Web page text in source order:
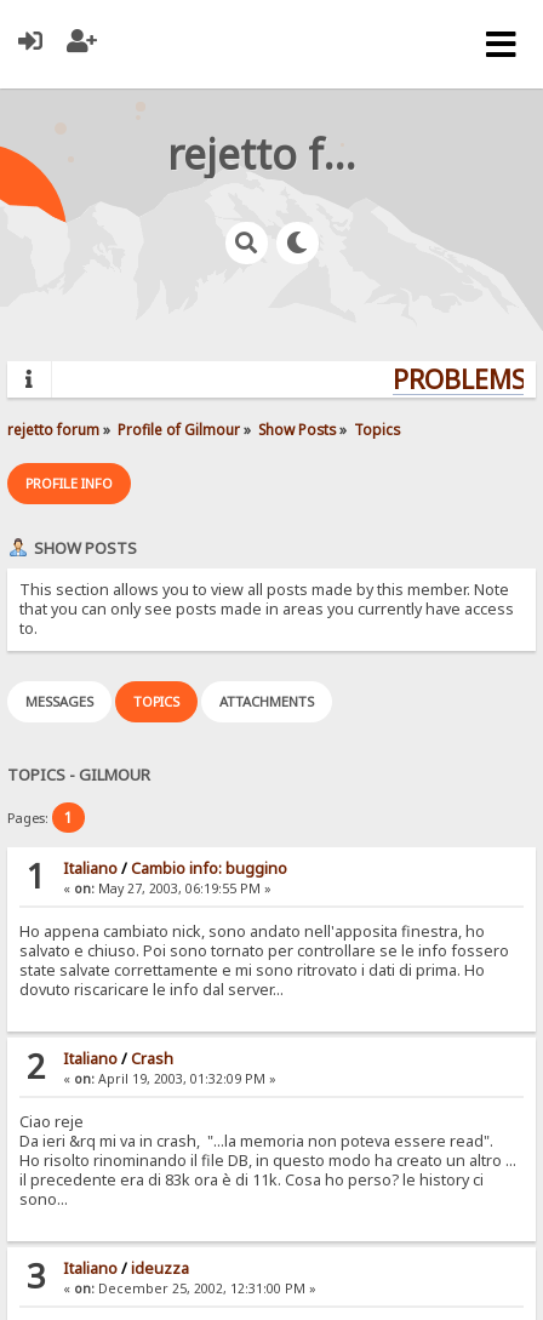
rejetto forum
rejetto forum» Profile of Gilmour» Show Posts» Topics
PROFILE INFO
SHOW POSTS
This section allows you to view all posts made by this member. Note
that you can only see posts made in areas you currently have access
to.
MESSAGES TOPICS ATTACHMENTS
TOPICS - GILMOUR
Pages: 1
1 Italiano/Cambio info: buggino
« on:May 27, 2003, 06:19:55 PM »
Ho appena cambiato nick, sono andato nell'apposita finestra, ho
salvato e chiuso. Poi sono tornato per controllare se le info fossero
state salvate correttamente e mi sono ritrovato i dati di prima. Ho
dovuto riscaricare le info dal server...
2 Italiano/Crash
« on:April 19, 2003, 01:32:09 PM »
Ciao reje
Da ieri &rq mi va in crash, "...la memoria non poteva essere read".
Ho risolto rinominando il file DB, in questo modo ha creato un altro ...
il precedente era di 83k ora è di 11k. Cosa ho perso? le history ci
sono...
3 Italiano/ideuzza
« on:December 25, 2002, 12:31:00 PM »